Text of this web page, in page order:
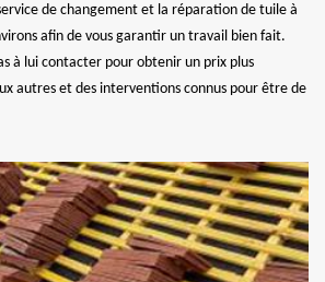
de changement et la réparation de tuile à
afin de vous garantir un travail bien fait.
à lui contacter pour obtenir un prix plus
autres et des interventions connus pour être de